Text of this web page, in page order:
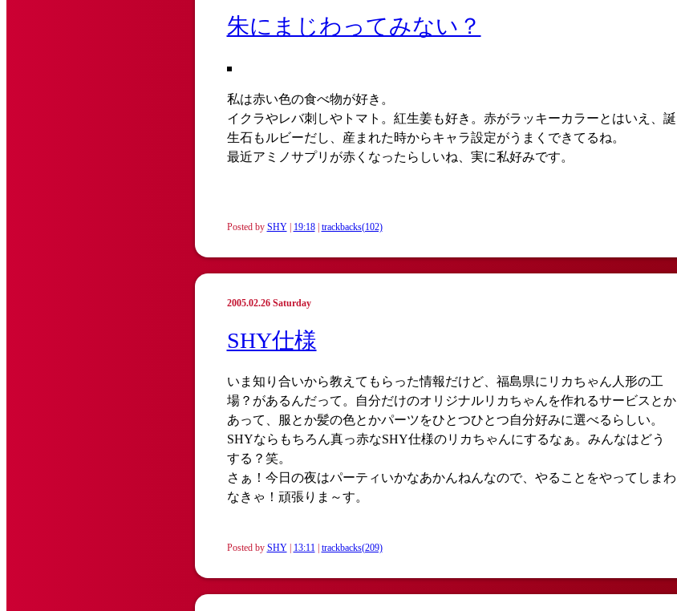
朱にまじわってみない？
私は赤い色の食べ物が好き。
イクラやレバ刺しやトマト。紅生姜も好き。赤がラッキーカラーとはいえ、誕
生石もルビーだし、産まれた時からキャラ設定がうまくできてるね。
最近アミノサプリが赤くなったらしいね、実に私好みです。
Posted by SHY| 19:18| trackbacks(102)
2005.02.26 Saturday
SHY仕様
いま知り合いから教えてもらった情報だけど、福島県にリカちゃん人形の工
場？があるんだって。自分だけのオリジナルリカちゃんを作れるサービスとか
あって、服とか髪の色とかパーツをひとつひとつ自分好みに選べるらしい。
SHYならもちろん真っ赤なSHY仕様のリカちゃんにするなぁ。みんなはどう
する？笑。
さぁ！今日の夜はパーティいかなあかんねんなので、やることをやってしまわ
なきゃ！頑張りま～す。
Posted by SHY| 13:11 | trackbacks(209)